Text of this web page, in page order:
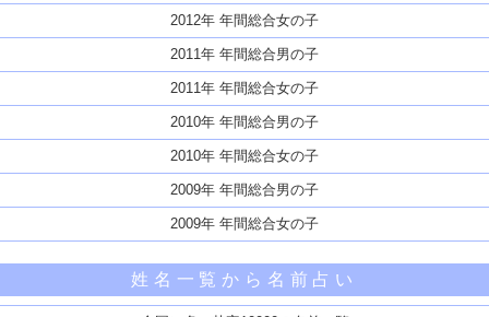
2012年 年間総合女の子
2011年 年間総合男の子
2011年 年間総合女の子
2010年 年間総合男の子
2010年 年間総合女の子
2009年 年間総合男の子
2009年 年間総合女の子
姓名一覧から名前占い